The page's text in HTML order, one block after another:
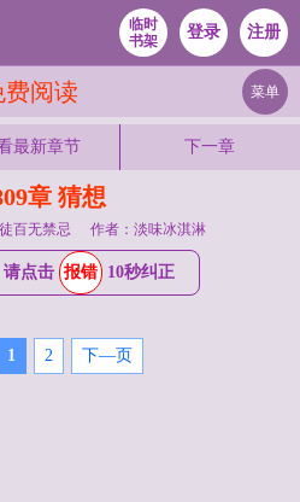
临时
书架
登录 注册
费阅读 菜单
最新章节 下一章
章 猜想
百无禁忌 作者：淡味冰淇淋
点击 报错 10秒纠正
1 2 下—页